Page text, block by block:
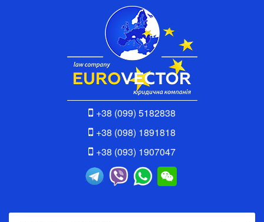
+38 (099) 5182838
+38 (098) 1891818
+38 (093) 1907047